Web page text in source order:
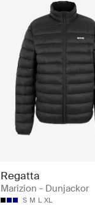
Regatta
Marizion - Dunjackor
S M L XL